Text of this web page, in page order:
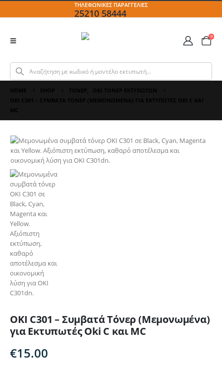
ΤΗΛΕΦΩΝΙΚΕΣ ΠΑΡΑΓΓΕΛΙΕΣ
25210 58444
0
OKI C301 – Συμβατά Τόνερ (Μεμονωμένα)
για Εκτυπωτές Oki C και MC
€15.00